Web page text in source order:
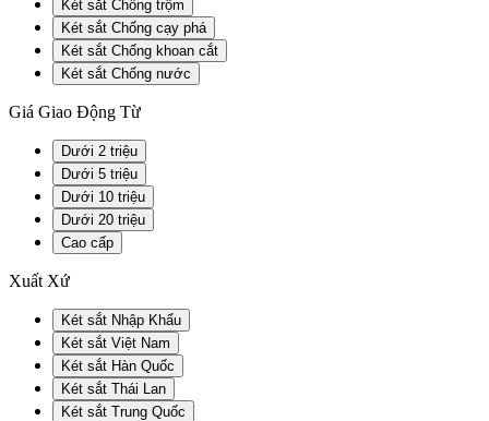
Két sắt Chống trộm
Két sắt Chống cạy phá
Két sắt Chống khoan cắt
Két sắt Chống nước
Giá Giao Động Từ
Dưới 2 triệu
Dưới 5 triệu
Dưới 10 triệu
Dưới 20 triệu
Cao cấp
Xuất Xứ
Két sắt Nhập Khẩu
Két sắt Việt Nam
Két sắt Hàn Quốc
Két sắt Thái Lan
Két sắt Trung Quốc